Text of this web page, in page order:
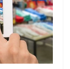
alrededor
operativo
en el año. En
tasa de un